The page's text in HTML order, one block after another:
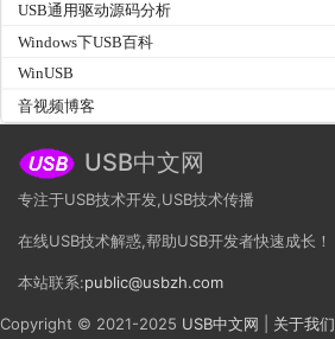
USB通用驱动源码分析
Windows下USB百科
WinUSB
音视频博客
USB中文网
专注于USB技术开发,USB技术传播
在线USB技术解惑,帮助USB开发者快速成长！
本站联系:public@usbzh.com
Copyright © 2021-2025 USB中文网 关于我们